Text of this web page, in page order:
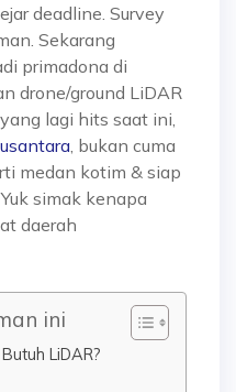
deadline. Survey
Sekarang
primadona di
drone/ground LiDAR
lagi hits saat ini,
, bukan cuma
medan kotim & siap
simak kenapa
daerah
ini
LiDAR?